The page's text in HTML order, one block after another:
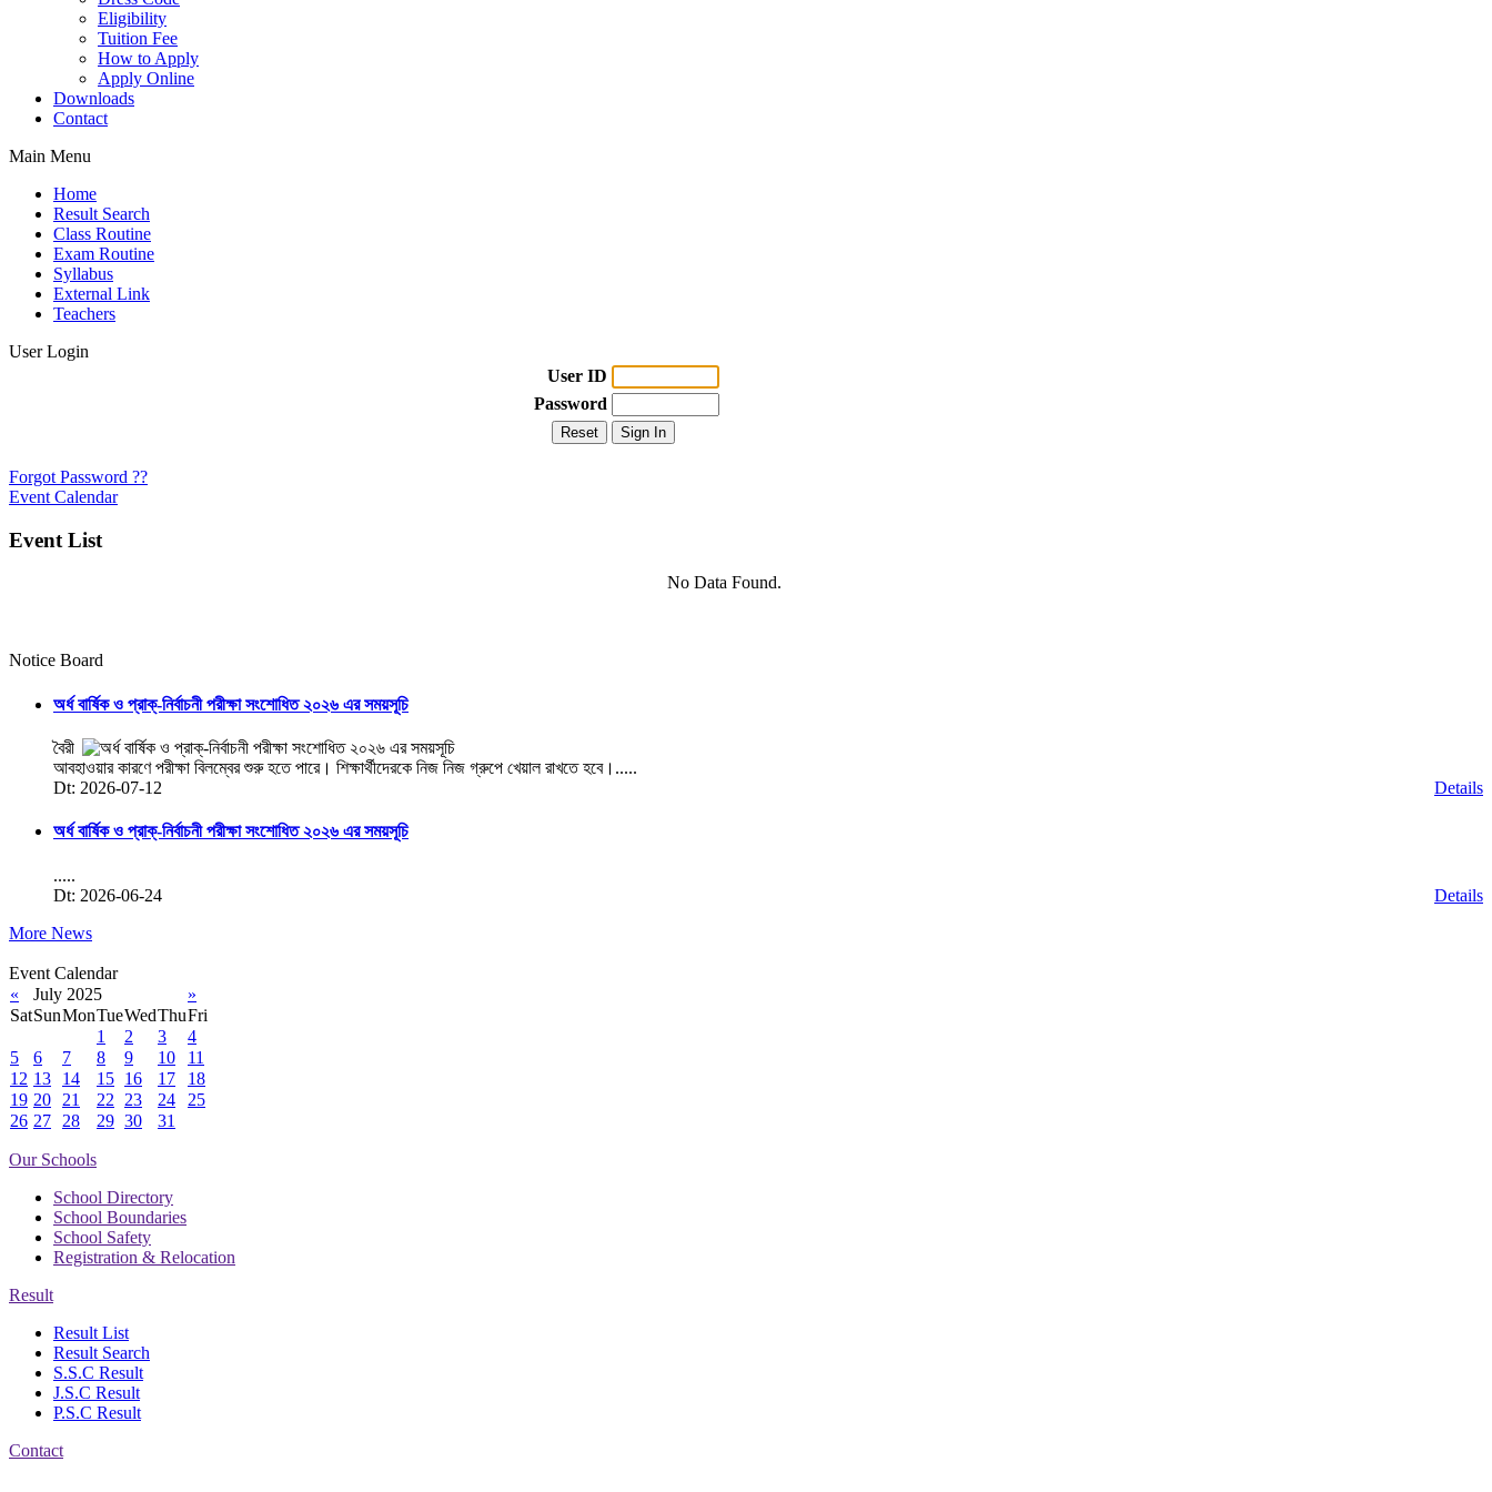
Eligibility
Tuition Fee
How to Apply
Apply Online
Downloads
Contact
Main Menu
Home
Result Search
Class Routine
Exam Routine
Syllabus
External Link
Teachers
User Login
User ID
Password
Forgot Password ??
Event Calendar
Event List
No Data Found.
Notice Board
অর্ধ বার্ষিক ও প্রাক্-নির্বাচনী পরীক্ষা সংশোধিত ২০২৬ এর সময়সূচি
বৈরী
আবহাওয়ার কারণে পরীক্ষা বিলম্বের শুরু হতে পারে। শিক্ষার্থীদেরকে নিজ নিজ গ্রুপে খেয়াল রাখতে হবে।.....
Dt: 2026-07-12
Details
অর্ধ বার্ষিক ও প্রাক্-নির্বাচনী পরীক্ষা সংশোধিত ২০২৬ এর সময়সূচি
.....
Dt: 2026-06-24
Details
More News
Event Calendar
«
July 2025
»
SatSunMonTueWedThuFri
1
2 3
4
5
6 7 8 9 10
11
12 13 14 15 16 17
18
19 20 21 22 23 24
25
26 27 28 29 30 31
Our Schools
School Directory
School Boundaries
School Safety
Registration & Relocation
Result
Result List
Result Search
S.S.C Result
J.S.C Result
P.S.C Result
Contact